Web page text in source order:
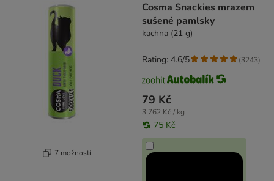
7 možností
Cosma Snackies mrazem
sušené pamlsky
kachna (21 g)
79 Kč
3 762 Kč / kg
75 Kč
Rating: 4.6/5 (3243)